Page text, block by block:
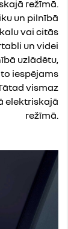
režīmā.
un pilnībā
vai citās
un videi
uzlādētu,
iespējams
vismaz
elektriskajā
režīmā.